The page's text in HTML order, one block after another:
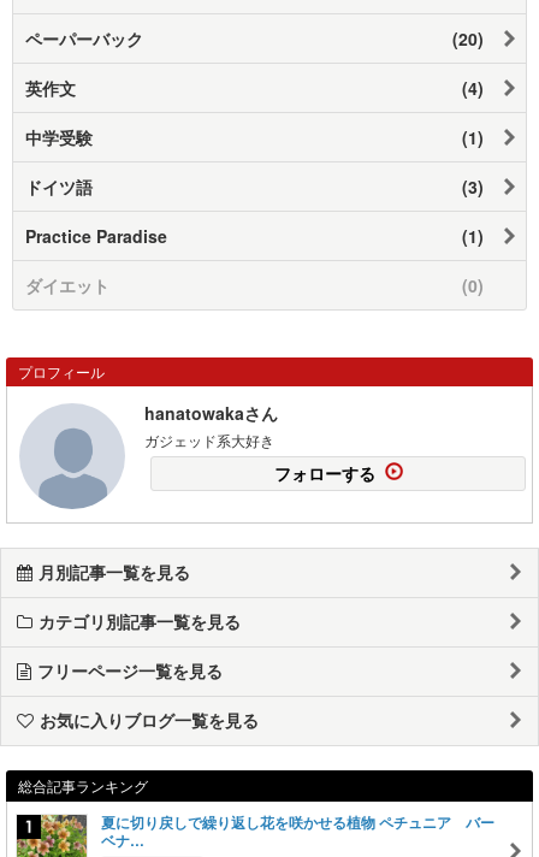
ペーパーバック (20)
英作文 (4)
中学受験 (1)
ドイツ語 (3)
Practice Paradise (1)
ダイエット (0)
プロフィール
hanatowakaさん
ガジェッド系大好き
フォローする
月別記事一覧を見る
カテゴリ別記事一覧を見る
フリーページ一覧を見る
お気に入りブログ一覧を見る
総合記事ランキング
夏に切り戻しで繰り返し花を咲かせる植物 ペチュニア バー
ベナ…